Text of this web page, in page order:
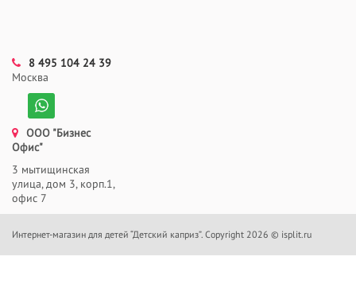
8 495 104 24 39
Москва
ООО "Бизнес
Офис"
3 мытищинская
улица, дом 3, корп.1,
офис 7
Интернет-магазин для детей “Детский каприз”. Copyright 2026 © isplit.ru